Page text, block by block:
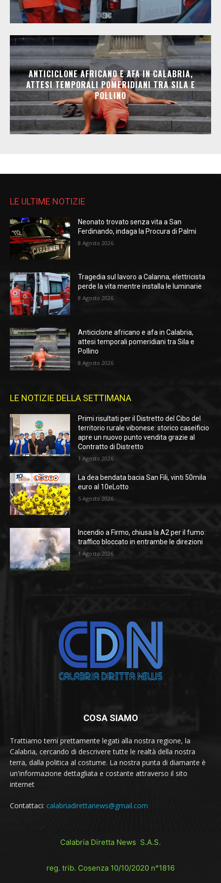
ANTICICLONE AFRICANO E AFA IN CALABRIA,
ATTESI TEMPORALI POMERIDIANI TRA SILA E
POLLINO
LE ULTIME NOTIZIE
Neonato trovato senza vita a San
Ferdinando, indaga la Procura di Palmi
8 Agosto 2026
Tragedia sul lavoro a Calanna, elettricista
perde la vita mentre installa le luminarie
8 Agosto 2026
Anticiclone africano e afa in Calabria,
attesi temporali pomeridiani tra Sila e
Pollino
8 Agosto 2026
LE NOTIZIE DELLA SETTIMANA
Primi risultati per il Distretto del Cibo del
territorio rurale vibonese: storico caseificio
apre un nuovo punto vendita grazie al
Contratto di Distretto
1 Agosto 2026
La dea bendata bacia San Fili, vinti 50mila
euro al 10eLotto
5 Agosto 2026
Incendio a Firmo, chiusa la A2 per il fumo:
traffico bloccato in entrambe le direzioni
1 Agosto 2026
COSA SIAMO
Trattiamo temi prettamente legati alla nostra regione, la
Calabria, cercando di descrivere tutte le realtà della nostra
terra, dalla politica al costume. La nostra punta di diamante è
un'informazione dettagliata e costante attraverso il sito
internet
Contattaci: calabriadirettanews@gmail.com
Calabria Diretta News S.A.S.
reg. trib. Cosenza 10/10/2020 n°1816